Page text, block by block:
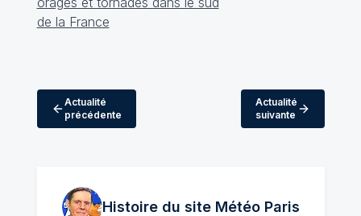
Actualité
précédente
Actualité
suivante
Histoire du site MétéoParis